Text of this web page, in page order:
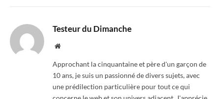
Testeur du Dimanche
Website
Approchant la cinquantaine et père d'un garçon de
10 ans, je suis un passionné de divers sujets, avec
une prédilection particulière pour tout ce qui